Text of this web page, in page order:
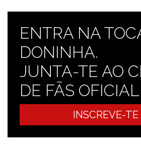
ENTRA NA
DONINHA.
JUNTA-TE AO
DE FÃS OFICIAL
INSCREVE-TE